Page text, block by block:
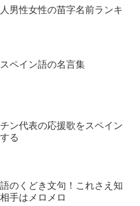
男性女性の苗字名前ランキ
ペイン語の名言集
ン代表の応援歌をスペイン
る
のくどき文句！これさえ知
手はメロメロ